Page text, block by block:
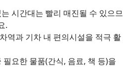
시간대는 빨리 매진될 수 있으므
.
역과 기차 내 편의시설을 적극 활
필요한 물품(간식, 음료, 책 등)을